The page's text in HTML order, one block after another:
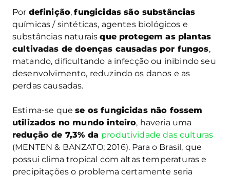
Por definição,fungicidas são substâncias
químicas / sintéticas, agentes biológicos e
substâncias naturaisque protegem as plantas
cultivadas de doenças causadas por fungos,
matando, dificultando a infecção ou inibindo seu
desenvolvimento, reduzindo os danos e as
perdas causadas.
Estima-se quese os fungicidas não fossem
utilizados no mundo inteiro, haveria uma
redução de 7,3% da produtividade das culturas
(MENTEN & BANZATO; 2016). Para o Brasil, que
possui clima tropical com altas temperaturas e
precipitações o problema certamente seria